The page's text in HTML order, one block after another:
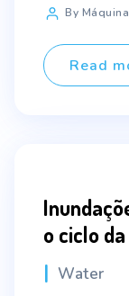
Ambiente,
hídricas
[…]
PostBy
Read
o ciclo
Categories
Water